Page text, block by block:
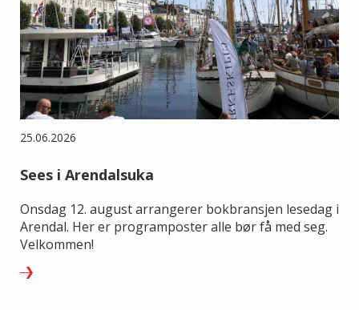
25.06.2026
Sees i Arendalsuka
Onsdag 12. august arrangerer bokbransjen lesedag i
Arendal. Her er programposter alle bør få med seg.
Velkommen!